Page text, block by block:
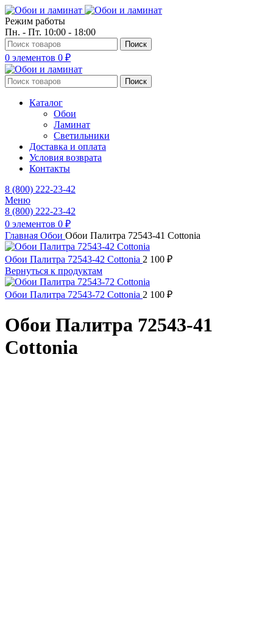
Режим работы
Пн. - Пт. 10:00 - 18:00
Поиск
0 элементов 0 ₽
Поиск
Каталог
Обои
Ламинат
Светильники
Доставка и оплата
Условия возврата
Контакты
8 (800) 222-23-42
Меню
8 (800) 222-23-42
0 элементов 0 ₽
Главная Обои Обои Палитра 72543-41 Cottonia
Обои Палитра 72543-42 Cottonia 2 100 ₽
Вернуться к продуктам
Обои Палитра 72543-72 Cottonia 2 100 ₽
Обои Палитра 72543-41
Cottonia